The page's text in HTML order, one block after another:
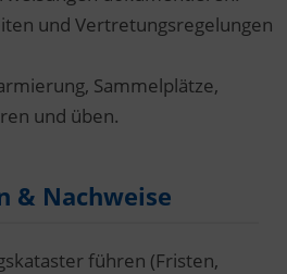
und Vertretungsregelungen
Sammelplätze,
und üben.
& Nachweise
führen (Fristen,